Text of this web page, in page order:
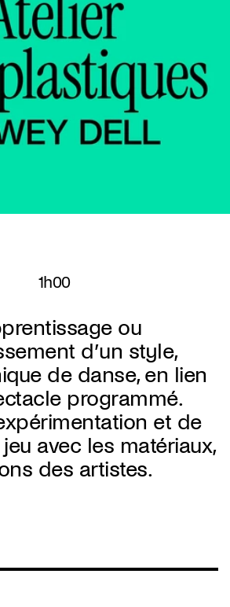
1h00
ou
d’un style,
de danse, en lien
programmé.
et de
avec les matériaux,
des artistes.